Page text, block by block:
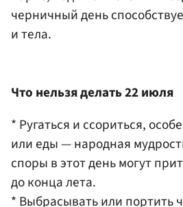
черничный день
и тела.
Что нельзя делать 22 июля
* Ругаться и ссориться,
или еды — народная
споры в этот день могут
до конца лета.
* Выбрасывать или портить